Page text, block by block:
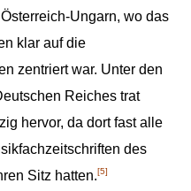
Ungarn, wo das
klar auf die
zentriert war. Unter den
Reiches trat
hervor, da dort fast alle
des
Sitz hatten.[5]